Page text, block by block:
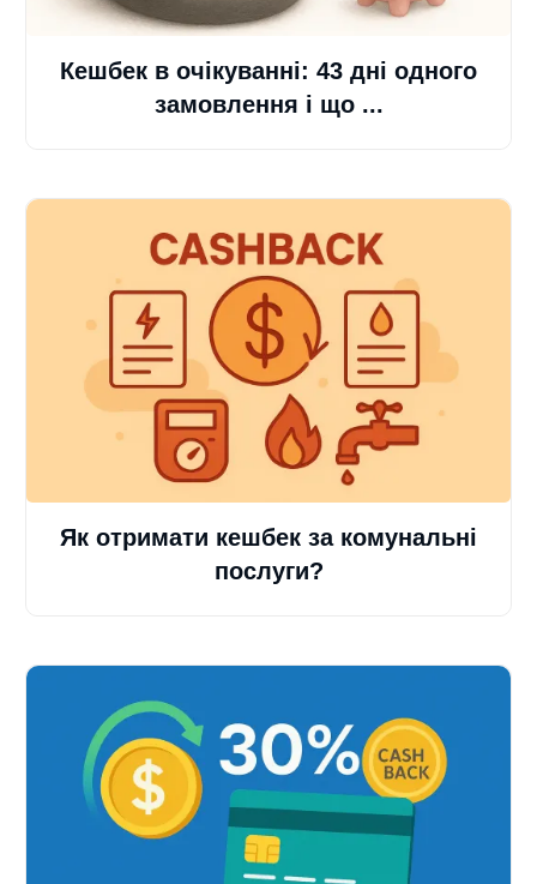
Кешбек в очікуванні: 43 дні одного
замовлення і що ...
Як отримати кешбек за комунальні
послуги?